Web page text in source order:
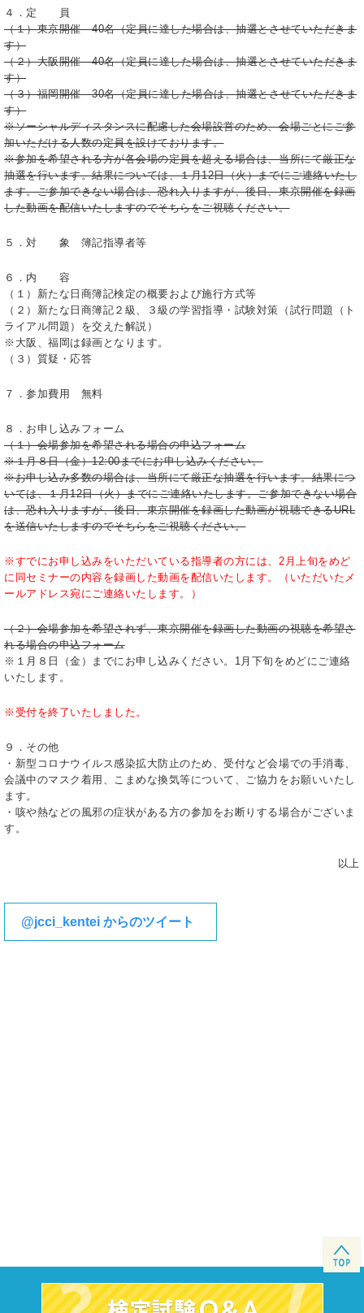
４．定 員
（１）東京開催 40名（定員に達した場合は、抽選とさせていただきま
す）
（２）大阪開催 40名（定員に達した場合は、抽選とさせていただきま
す）
（３）福岡開催 30名（定員に達した場合は、抽選とさせていただきま
す）
※ソーシャルディスタンスに配慮した会場設営のため、会場ごとにご参
加いただける人数の定員を設けております。
※参加を希望される方が各会場の定員を超える場合は、当所にて厳正な
抽選を行います。結果については、１月12日（火）までにご連絡いたし
ます。ご参加できない場合は、恐れ入りますが、後日、東京開催を録画
した動画を配信いたしますのでそちらをご視聴ください。
５．対 象 簿記指導者等
６．内 容
（１）新たな日商簿記検定の概要および施行方式等
（２）新たな日商簿記２級、３級の学習指導・試験対策（試行問題（ト
ライアル問題）を交えた解説）
※大阪、福岡は録画となります。
（３）質疑・応答
７．参加費用 無料
８．お申し込みフォーム
（１）会場参加を希望される場合の申込フォーム
※１月８日（金）12:00までにお申し込みください。
※お申し込み多数の場合は、当所にて厳正な抽選を行います。結果につ
いては、１月12日（火）までにご連絡いたします。ご参加できない場合
は、恐れ入りますが、後日、東京開催を録画した動画が視聴できるURL
を送信いたしますのでそちらをご視聴ください。
※すでにお申し込みをいただいている指導者の方には、2月上旬をめど
に同セミナーの内容を録画した動画を配信いたします。（いただいたメ
ールアドレス宛にご連絡いたします。）
（２）会場参加を希望されず、東京開催を録画した動画の視聴を希望さ
れる場合の申込フォーム
※１月８日（金）までにお申し込みください。1月下旬をめどにご連絡
いたします。
※受付を終了いたしました。
９．その他
・新型コロナウイルス感染拡大防止のため、受付など会場での手消毒、
会議中のマスク着用、こまめな換気等について、ご協力をお願いいたし
ます。
・咳や熱などの風邪の症状がある方の参加をお断りする場合がございま
す。
以上
@jcci_kentei からのツイート